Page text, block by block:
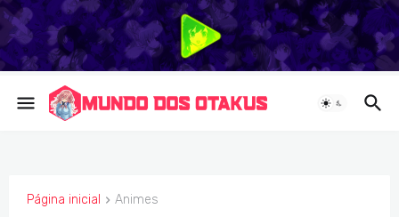
Página inicial Animes
ANIMES